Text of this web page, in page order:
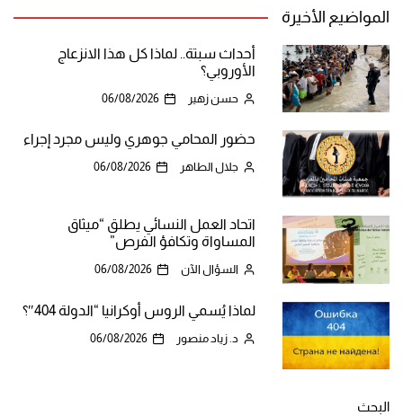
المواضيع الأخيرة
أحداث سبتة.. لماذا كل هذا الانزعاج
الأوروبي؟
حسن زهير 06/08/2026
حضور المحامي جوهري وليس مجرد إجراء
جلال الطاهر 06/08/2026
اتحاد العمل النسائي يطلق “ميثاق
المساواة وتكافؤ الفرص”
السؤال الآن 06/08/2026
لماذا يُسمي الروس أوكرانيا “الدولة 404″؟
د. زياد منصور 06/08/2026
البحث